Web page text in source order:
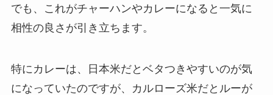
でも、これがチャーハンやカレーになると一気に
相性の良さが引き立ちます。
特にカレーは、日本米だとベタつきやすいのが気
になっていたのですが、カルローズ米だとルーが